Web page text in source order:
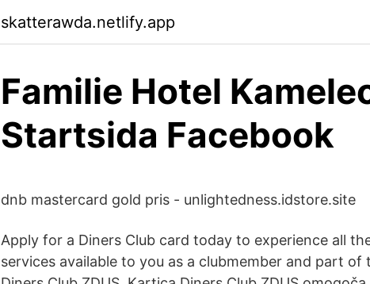
skatterawda.netlify.app
Familie Hotel
Startsida Facebook
dnb mastercard gold pris - unlightedness.idstore.site
Apply for a Diners Club card today to experience all
services available to you as a clubmember and part